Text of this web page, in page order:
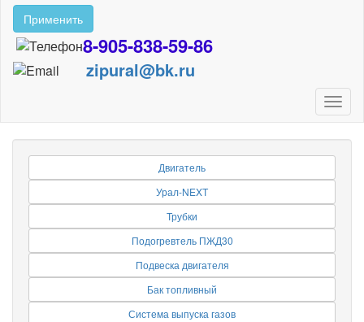
Применить
8-905-838-59-86
zipural@bk.ru
Двигатель
Урал-NEXT
Трубки
Подогревтель ПЖД30
Подвеска двигателя
Бак топливный
Система выпуска газов